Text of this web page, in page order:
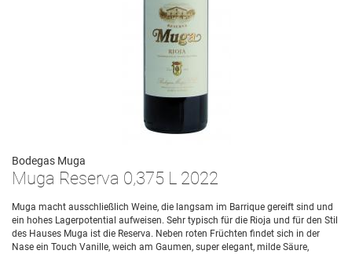
Bodegas Muga
Muga Reserva 0,375 L 2022
Muga macht ausschließlich Weine, die langsam im Barrique gereift sind und
ein hohes Lagerpotential aufweisen. Sehr typisch für die Rioja und für den Stil
des Hauses Muga ist die Reserva. Neben roten Früchten findet sich in der
Nase ein Touch Vanille, weich am Gaumen, super elegant, milde Säure,